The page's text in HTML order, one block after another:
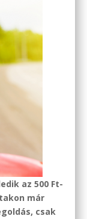
az 500 Ft-
már
csak